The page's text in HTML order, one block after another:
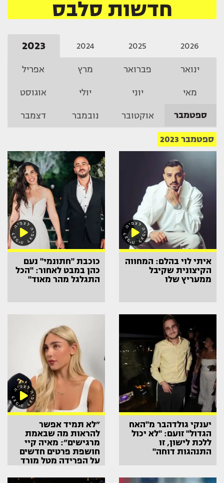
חדשות סלבס
2026
2025
2024
2023
ינואר פברואר מרץ אפריל
מאי יוני יולי אוגוסט
ספטמבר אוקטובר נובמבר דצמבר
ספטמבר 2023
איתי לוי בהלם: המחווה
הקיצונית שקיבל
ממעריץ שלו
כוכבת "חתונמי" נעם
כהן במבט לאחור: "הכל
התגלגל מהר מאוד"
יענקי גולדהבר מ"האח
הגדול" זועם: "לא יכול
ללכת לישון, זו
התנהגות דוחה"
״לא תמיד אפשר
להראות מה שבאמת
מרגישים״: מאיה קיי
חושפת פרטים חדשים
על הפרידה מטל מורד